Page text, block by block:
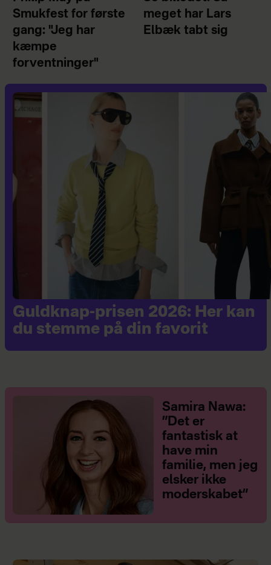
Smukfest for første
gang: "Jeg har
kæmpe
forventninger"
meget har Lars
Elbæk tabt sig
Guldknap-prisen 2026: Her kan
du stemme på din favorit
Samira Nawa:
”Det er
fantastisk at
have min
familie, men jeg
elsker ikke
moderskabet”